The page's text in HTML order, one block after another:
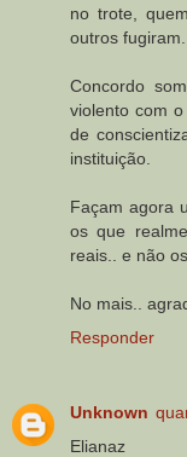
no trote,
outros fugiram.
Concordo
violento com
de
instituição.
Façam agora
os que
reais.. e não
No mais..
Responder
Unknown
Elianaz